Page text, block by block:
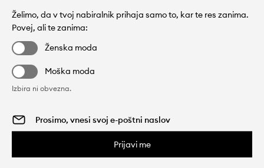
Želimo, da v tvoj nabiralnik prihaja samo to, kar te res zanima.
Povej, ali te zanima:
Ženska moda
Moška moda
Izbira ni obvezna.
Prijavi me